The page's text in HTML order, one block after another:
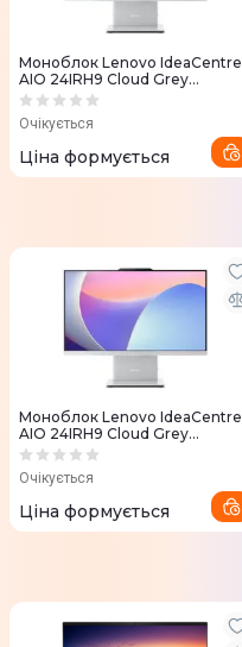
Моноблок Lenovo IdeaCentre
AIO 24IRH9 Cloud Grey
(F0HN00Y7UO)
Очікується
Ціна формується
Моноблок Lenovo IdeaCentre
AIO 24IRH9 Cloud Grey
(F0HN00TPUO)
Очікується
Ціна формується